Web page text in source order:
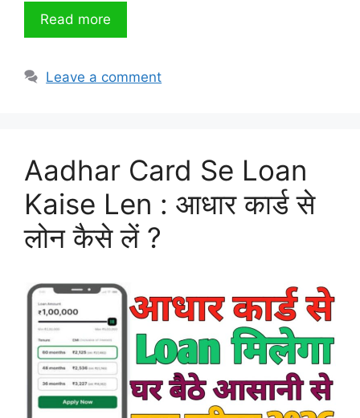
Read more
Leave a comment
Aadhar Card Se Loan
Kaise Len : आधार कार्ड से
लोन कैसे लें ?